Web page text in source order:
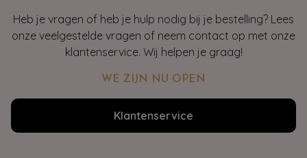
Heb je vragen of heb je hulp nodig bij je bestelling? Lees
onze veelgestelde vragen of neem contact op met onze
klantenservice. Wij helpen je graag!
WE ZIJN NU OPEN
Klantenservice